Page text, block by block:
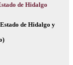
de Hidalgo
de Hidalgo y